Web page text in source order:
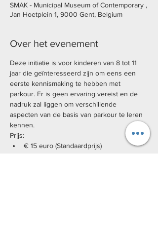
SMAK - Municipal Museum of Contemporary ,
Jan Hoetplein 1, 9000 Gent, Belgium
Over het evenement
Deze initiatie is voor kinderen van 8 tot 11
jaar die geïnteresseerd zijn om eens een
eerste kennismaking te hebben met
parkour. Er is geen ervaring vereist en de
nadruk zal liggen om verschillende
aspecten van de basis van parkour te leren
kennen.
Prijs:
€ 15 euro (Standaardprijs)